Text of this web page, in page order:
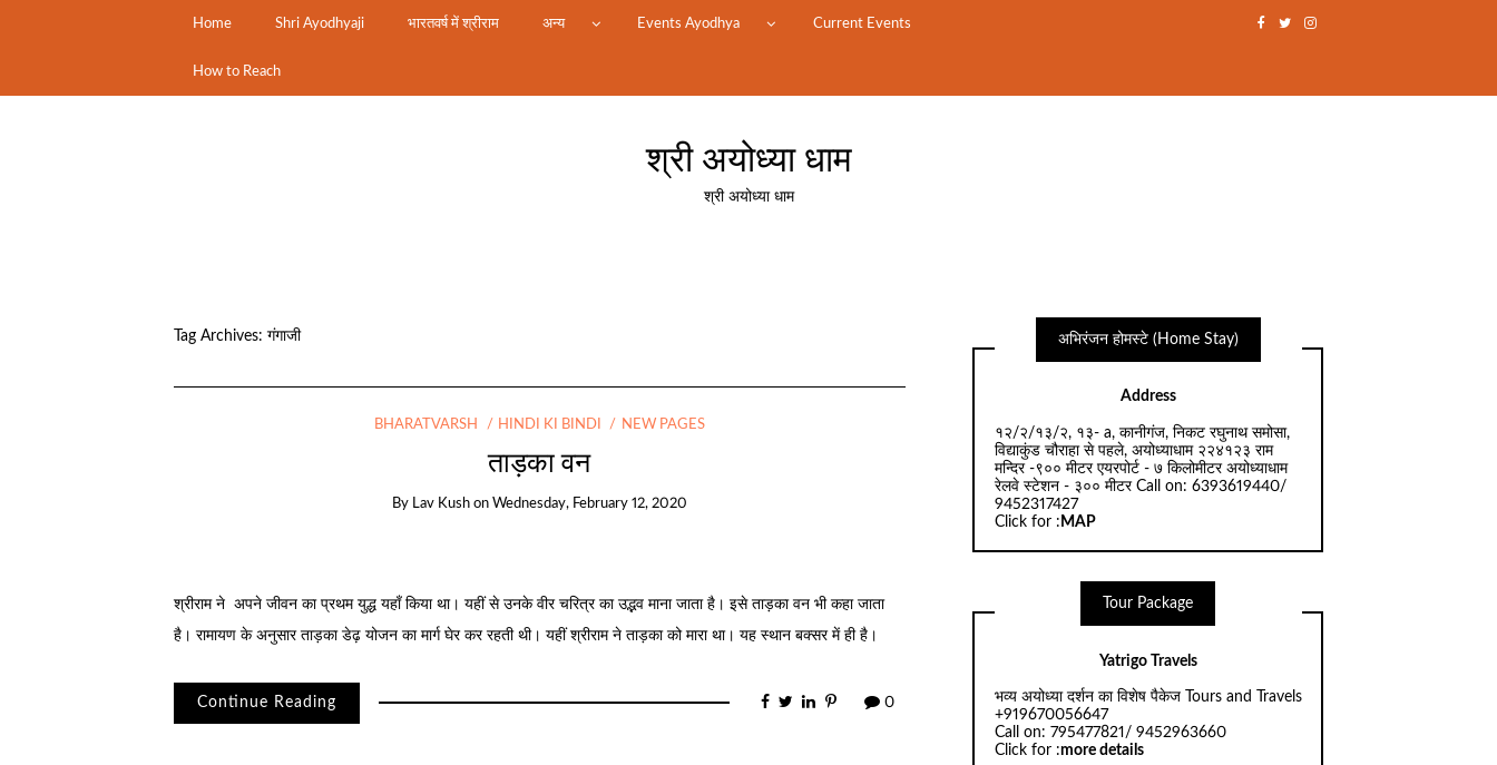
Home Shri Ayodhyaji भारतवर्ष में श्रीराम अन्य Events Ayodhya Current Events
How to Reach
श्री अयोध्या धाम
श्री अयोध्या धाम
Tag Archives: गंगाजी
BHARATVARSH HINDI KI BINDI NEW PAGES
ताड़का वन
By Lav Kush on Wednesday, February 12, 2020
श्रीराम ने अपने जीवन का प्रथम युद्ध यहाँ किया था। यहीं से उनके वीर चरित्र का उद्भव माना जाता है। इसे ताड़का वन भी कहा जाता
है। रामायण के अनुसार ताड़का डेढ़ योजन का मार्ग घेर कर रहती थी। यहीं श्रीराम ने ताड़का को मारा था। यह स्थान बक्सर में ही है।
Continue Reading 0
अभिरंजन होमस्टे (Home Stay)
Address
१२/२/१३/२, १३- a, कानीगंज, निकट रघुनाथ समोसा,
विद्याकुंड चौराहा से पहले, अयोध्याधाम २२४१२३ राम
मन्दिर -९०० मीटर एयरपोर्ट - ७ किलोमीटर अयोध्याधाम
रेलवे स्टेशन - ३०० मीटर Call on: 6393619440/
9452317427
Click for : MAP
Tour Package
Yatrigo Travels
भव्य अयोध्या दर्शन का विशेष पैकेज Tours and Travels
+919670056647
Call on: 795477821/ 9452963660
Click for :more details